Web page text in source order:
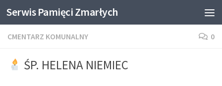
Skip to content
Serwis Pamięci Zmarłych
CMENTARZ KOMUNALNY 0
ŚP. HELENA NIEMIEC